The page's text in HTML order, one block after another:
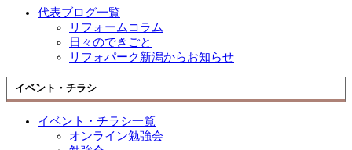
代表ブログ一覧
リフォームコラム
日々のできごと
リフォパーク新潟からお知らせ
イベント・チラシ
イベント・チラシ一覧
オンライン勉強会